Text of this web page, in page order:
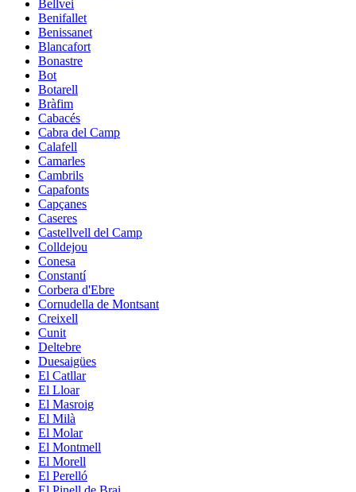
Bellvei
Benifallet
Benissanet
Blancafort
Bonastre
Bot
Botarell
Bràfim
Cabacés
Cabra del Camp
Calafell
Camarles
Cambrils
Capafonts
Capçanes
Caseres
Castellvell del Camp
Colldejou
Conesa
Constantí
Corbera d'Ebre
Cornudella de Montsant
Creixell
Cunit
Deltebre
Duesaigües
El Catllar
El Lloar
El Masroig
El Milà
El Molar
El Montmell
El Morell
El Perelló